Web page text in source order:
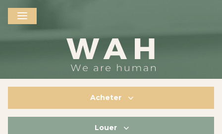
Acheter
Louer